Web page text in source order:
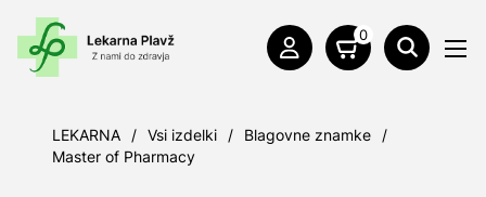
0
LEKARNA / Vsi izdelki / Blagovne znamke
/
Master of Pharmacy